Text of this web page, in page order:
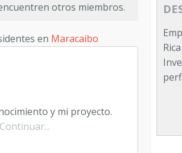
otros miembros.
en Maracaibo
y mi proyecto.
Continuar...